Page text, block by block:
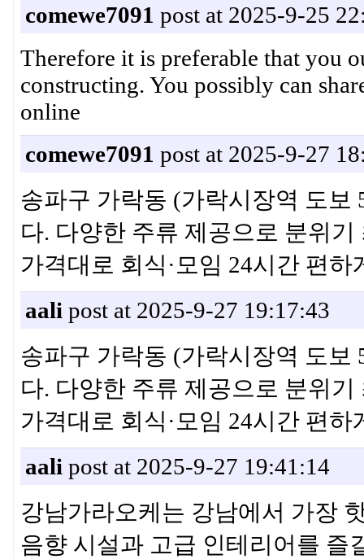
comewe7091 post at 2025-9-25
Therefore it is preferable that you
constructing. You possibly can
online
comewe7091 post at 2025-9-27
송파구 가락동 (가락시장역 도
다. 다양한 주류 제공으로 분위
가격대로 회식·모임 24시간
aali post at 2025-9-27 19:17:43
송파구 가락동 (가락시장역 도
다. 다양한 주류 제공으로 분위
가격대로 회식·모임 24시간
aali post at 2025-9-27 19:41:14
강남가라오케는 강남에서 가장
음향 시설과 고급 인테리어를 즐